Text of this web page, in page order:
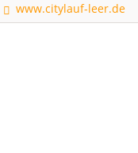
www.citylauf-leer.de